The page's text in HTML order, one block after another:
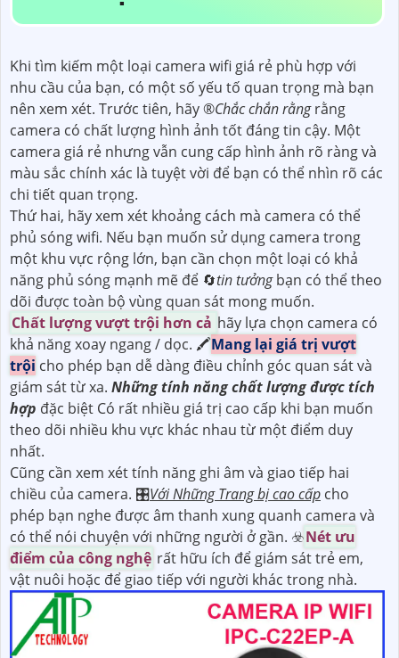
Khi tìm kiếm một loại camera wifi giá rẻ phù hợp với
nhu cầu của bạn, có một số yếu tố quan trọng mà bạn
nên xem xét. Trước tiên, hãy ®️Chắc chắn rằngrằng
camera có chất lượng hình ảnh tốt đáng tin cậy. Một
camera giá rẻ nhưng vẫn cung cấp hình ảnh rõ ràng và
màu sắc chính xác là tuyệt vời để bạn có thể nhìn rõ các
chi tiết quan trọng.
Thứ hai, hãy xem xét khoảng cách mà camera có thể
phủ sóng wifi. Nếu bạn muốn sử dụng camera trong
một khu vực rộng lớn, bạn cần chọn một loại có khả
năng phủ sóng mạnh mẽ để 🔄tin tưởngbạn có thể theo
dõi được toàn bộ vùng quan sát mong muốn.
Chất lượng vượt trội hơn cả hãy lựa chọn camera có
khả năng xoay ngang / dọc. 🖍Mang lại giá trị vượt
trội cho phép bạn dễ dàng điều chỉnh góc quan sát và
giám sát từ xa. Những tính năng chất lượng được tích
hợp đặc biệt Có rất nhiều giá trị cao cấp khi bạn muốn
theo dõi nhiều khu vực khác nhau từ một điểm duy
nhất.
Cũng cần xem xét tính năng ghi âm và giao tiếp hai
chiều của camera. 🎛Với Những Trang bị cao cấp cho
phép bạn nghe được âm thanh xung quanh camera và
có thể nói chuyện với những người ở gần. ☣️Nét ưu
điểm của công nghệ rất hữu ích để giám sát trẻ em,
vật nuôi hoặc để giao tiếp với người khác trong nhà.